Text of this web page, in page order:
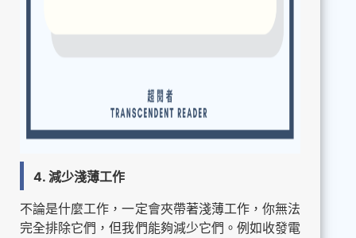
4. 減少淺薄工作
不論是什麼工作，一定會夾帶著淺薄工作，你無法
完全排除它們，但我們能夠減少它們。例如收發電